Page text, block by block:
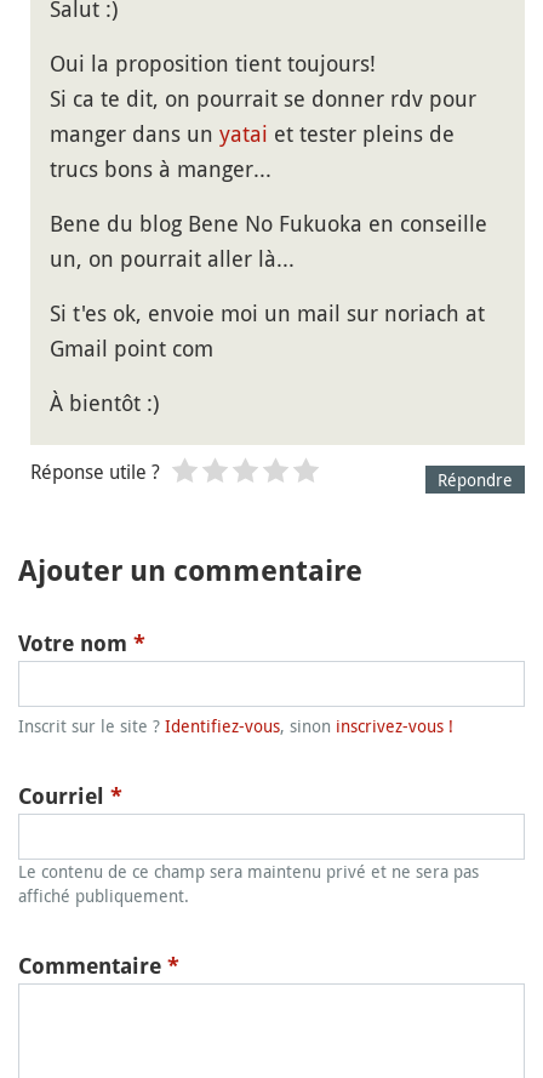
Salut :)
Oui la proposition tient toujours!
Si ca te dit, on pourrait se donner rdv pour
manger dans un yatai et tester pleins de
trucs bons à manger...
Bene du blog Bene No Fukuoka en conseille
un, on pourrait aller là...
Si t'es ok, envoie moi un mail sur noriach at
Gmail point com
À bientôt :)
Répondre
Réponse utile ?
Ajouter un commentaire
Votre nom *
Inscrit sur le site ? Identifiez-vous, sinon inscrivez-vous !
Courriel *
Le contenu de ce champ sera maintenu privé et ne sera pas
affiché publiquement.
Commentaire *